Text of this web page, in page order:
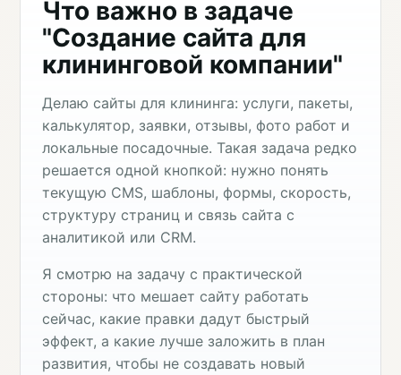
Что важно в задаче
"Создание сайта для
клининговой компании"
Делаю сайты для клининга: услуги, пакеты,
калькулятор, заявки, отзывы, фото работ и
локальные посадочные. Такая задача редко
решается одной кнопкой: нужно понять
текущую CMS, шаблоны, формы, скорость,
структуру страниц и связь сайта с
аналитикой или CRM.
Я смотрю на задачу с практической
стороны: что мешает сайту работать
сейчас, какие правки дадут быстрый
эффект, а какие лучше заложить в план
развития, чтобы не создавать новый